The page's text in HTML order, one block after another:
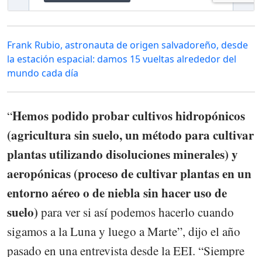
Frank Rubio, astronauta de origen salvadoreño, desde
la estación espacial: damos 15 vueltas alrededor del
mundo cada día
“Hemos podido probar cultivos hidropónicos
(agricultura sin suelo, un método para cultivar
plantas utilizando disoluciones minerales) y
aeropónicas (proceso de cultivar plantas en un
entorno aéreo o de niebla sin hacer uso de
suelo) para ver si así podemos hacerlo cuando
sigamos a la Luna y luego a Marte”, dijo el año
pasado en una entrevista desde la EEI. “Siempre